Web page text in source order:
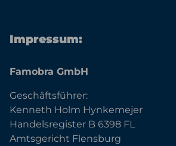
Impressum:
Famobra GmbH
Geschäftsführer:
Kenneth Holm Hynkemejer
Handelsregister B 6398 FL
Amtsgericht Flensburg